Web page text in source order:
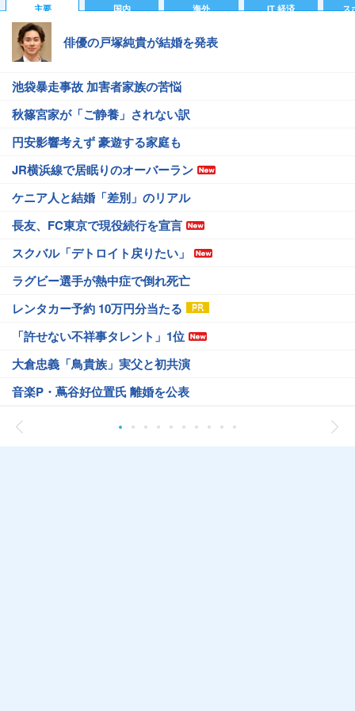
主要 国内 海外 IT 経済 ス
俳優の戸塚純貴が結婚を発表
池袋暴走事故 加害者家族の苦悩
秋篠宮家が「ご静養」されない訳
円安影響考えず 豪遊する家庭も
JR横浜線で居眠りのオーバーラン
ケニア人と結婚「差別」のリアル
長友、FC東京で現役続行を宣言
スクバル「デトロイト戻りたい」
ラグビー選手が熱中症で倒れ死亡
レンタカー予約 10万円分当たる
「許せない不祥事タレント」1位
大倉忠義「鳥貴族」実父と初共演
音楽P・蔦谷好位置氏 離婚を公表